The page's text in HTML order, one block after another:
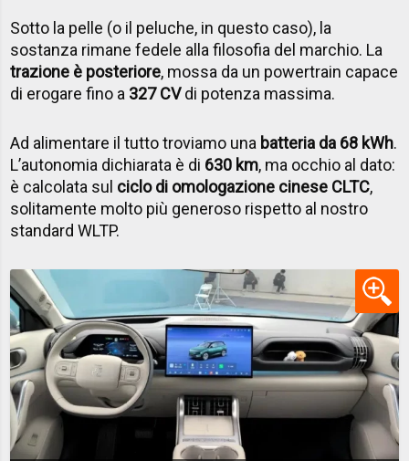
Sotto la pelle (o il peluche, in questo caso), la
sostanza rimane fedele alla filosofia del marchio. La
trazione è posteriore, mossa da un powertrain capace
di erogare fino a 327 CVdi potenza massima.
Ad alimentare il tutto troviamo una batteria da 68 kWh.
L’autonomia dichiarata è di 630 km, ma occhio al dato:
è calcolata sul ciclo di omologazione cinese CLTC,
solitamente molto più generoso rispetto al nostro
standard WLTP.